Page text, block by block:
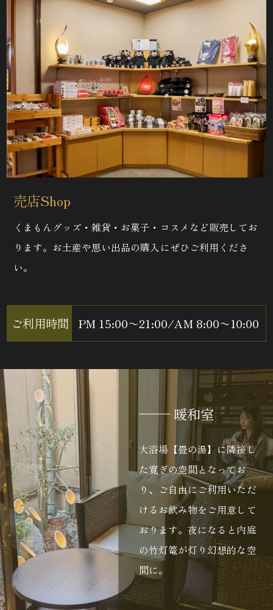
売店Shop
くまもんグッズ・雑貨・お菓子・コスメなど販売してお
ります。お土産や思い出品の購入にぜひご利用くださ
い。
ご利用時間 PM 15:00〜21:00/AM 8:00〜10:00
暖和室
大浴場【畳の湯】に隣接し
た寛ぎの空間となってお
り、ご自由にご利用いただ
けるお飲み物をご用意して
おります。夜になると内庭
の竹灯篭が灯り幻想的な空
間に。